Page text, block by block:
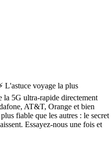
L'astuce voyage la plus
la 5G ultra-rapide directement
AT&T, Orange et bien
fiable que les autres : le secret
Essayez-nous une fois et